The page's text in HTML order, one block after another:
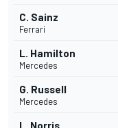
C. Sainz
Ferrari
L. Hamilton
Mercedes
G. Russell
Mercedes
L. Norris